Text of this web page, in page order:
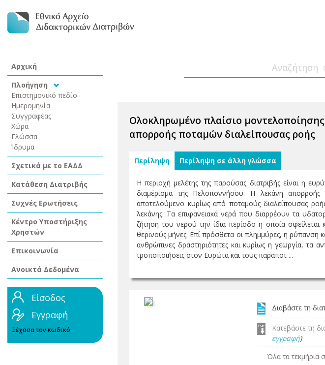
Αρχική
Πλοήγηση
Επιστημονικό πεδίο
Ημερομηνία
Συγγραφέας
Χώρα
Γλώσσα
Ίδρυμα
Σχετικά με το ΕΑΔΔ
Κατάθεση Διατριβής
Συχνές Ερωτήσεις
Κέντρο Υποστήριξης
Χρηστών
Επικοινωνία
Ανοικτά Δεδομένα
Είσοδος
Εγγραφή
Ξέχασα τον κωδικό
Ολοκληρωμένο πλαίσιο
απορροής ποταμών διαλείπουσας ροής
Περίληψη Περίληψη σε άλλη γλώσσα
Η περιοχή μελέτης της παρούσας διατριβής είναι η
διαμέρισμα της Πελοποννήσου. Η λεκάνη
αποτελούμενο κυρίως από ποταμούς διαλείπουσας
λεκάνης. Τα επιφανειακά νερά που διαρρέουν τα
ζήτηση του νερού την ίδια περίοδο η οποία
θερινούς μήνες. Επί πρόσθετα οι πλημμύρες, η ρύπανση
ανθρώπινες δραστηριότητες και κυρίως η γεωργία, τα
τροποποιήσεις στον Ευρώτα και τους παραποτ ...
Διαβάστε τη
Κατεβάστε τη
εγγραφή)
Όλα τα τεκμήρια